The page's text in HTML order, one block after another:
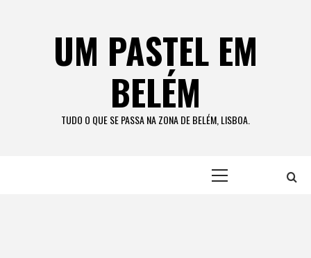
UM PASTEL EM
BELÉM
TUDO O QUE SE PASSA NA ZONA DE BELÉM, LISBOA.